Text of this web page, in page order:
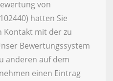
von
hatten Sie
Kontakt mit der zu
Bewertungssystem
anderen auf dem
einen Eintrag